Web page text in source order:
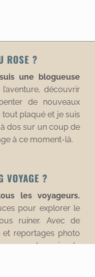
ROSE ?
une blogueuse
découvrir
de nouveaux
tout plaqué et je suis
dos sur un coup de
à ce moment-là.
VOYAGE ?
les voyageurs.
pour explorer le
ruiner. Avec de
reportages photo
aux quatre coins du